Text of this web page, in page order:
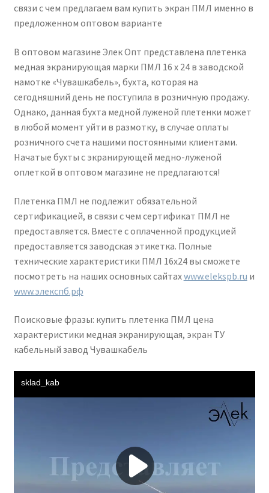
связи с чем предлагаем вам купить экран ПМЛ именно в
предложенном оптовом варианте
В оптовом магазине Элек Опт представлена плетенка
медная экранирующая марки ПМЛ 16 х 24 в заводской
намотке «Чувашкабель», бухта, которая на
сегодняшний день не поступила в розничную продажу.
Однако, данная бухта медной луженой плетенки может
в любой момент уйти в размотку, в случае оплаты
розничного счета нашими постоянными клиентами.
Начатые бухты с экранирующей медно-луженой
оплеткой в оптовом магазине не предлагаются!
Плетенка ПМЛ не подлежит обязательной
сертификацией, в связи с чем сертификат ПМЛ не
предоставляется. Вместе с оплаченной продукцией
предоставляется заводская этикетка. Полные
технические характеристики ПМЛ 16х24 вы сможете
посмотреть на наших основных сайтахwww.elekspb.ru и
www.элекспб.рф
Поисковые фразы: купить плетенка ПМЛ цена
характеристики медная экранирующая, экран ТУ
кабельный завод Чувашкабель